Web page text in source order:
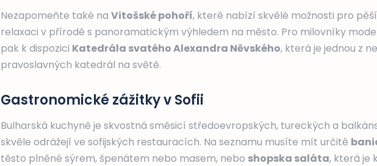
Nezapomeňte také na Vitošské pohoří, které nabízí skvělé možnosti pro
relaxaci v přírodě s panoramatickým výhledem na město. Pro milovníky
pak k dispozici Katedrála svatého Alexandra Něvského, která je jednou z
pravoslavných katedrál na světě.
Gastronomické zážitky v Sofii
Bulharská kuchyně je skvostná směsicí středoevropských, tureckých a
skvěle odrážejí ve sofijských restauracích. Na seznamu musíte mít určitě
těsto plněné sýrem, špenátem nebo masem, nebo shopska saláta, která je